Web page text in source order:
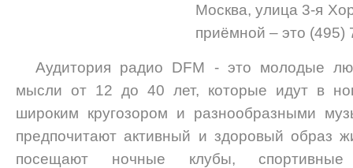
Москва, улица 3-я
приёмной – это (495)
Аудитория радио DFM - это молодые
мысли от 12 до 40 лет, которые идут в
широким кругозором и разнообразными
предпочитают активный и здоровый образ
посещают ночные клубы, спортивные